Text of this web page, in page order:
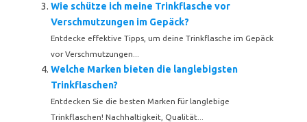
Wie schütze ich meine Trinkflasche vor
Verschmutzungen im Gepäck?
Entdecke effektive Tipps, um deine Trinkflasche im Gepäck
vor Verschmutzungen...
Welche Marken bieten die langlebigsten
Trinkflaschen?
Entdecken Sie die besten Marken für langlebige
Trinkflaschen! Nachhaltigkeit, Qualität...